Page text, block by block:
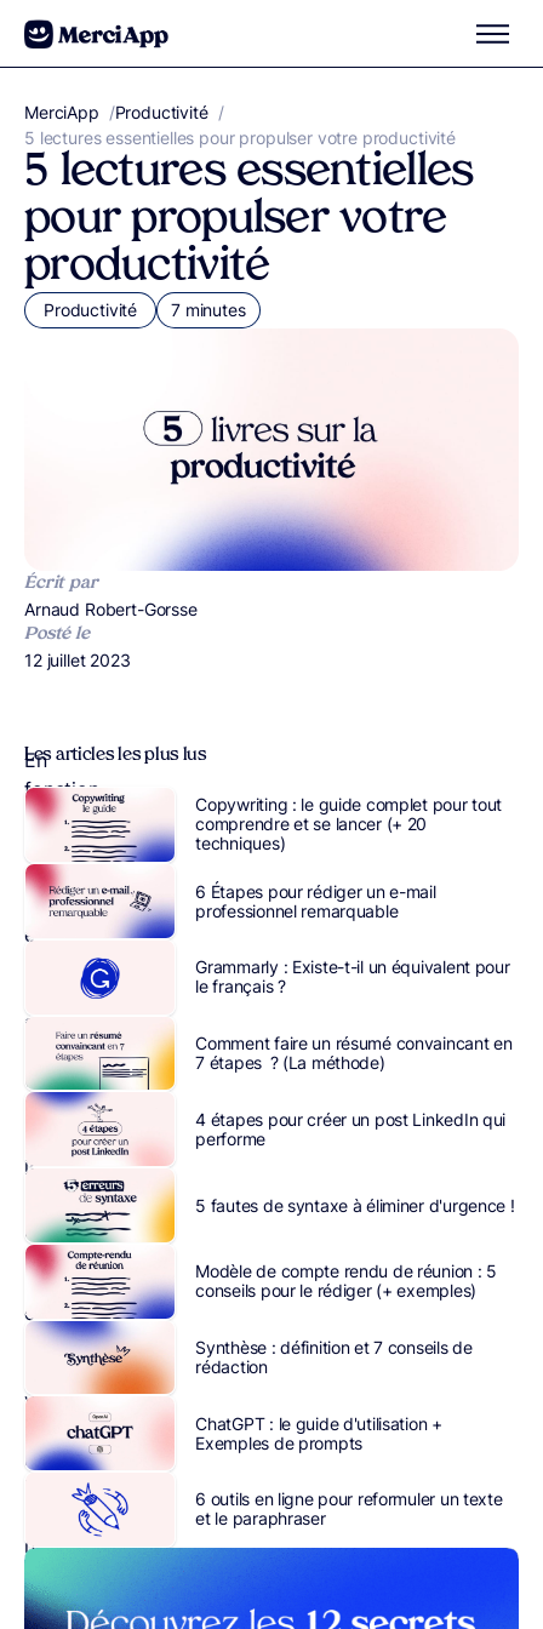
Aller au contenu
MerciApp correcteur orthographe
/Productivité /
5 lectures essentielles pour propulser votre productivité
5 lectures essentielles
pour propulser votre
productivité
Productivité 7 minutes
Écrit par
Publié par
Arnaud Robert-Gorsse
Posté le
Publié le
12 juillet 2023
En
fonction
de
votre
secteur
d’activité
et
statut
(salarié,
travailleur
indépendant,
entrepreneur…),
la
productivité
peut
être
au
cœur
de
votre
vie
professionnelle.
Dates
butoirs
respecter,
à
Les articles les plus lus
Copywriting : le guide complet pour tout
comprendre et se lancer (+ 20
techniques)
6 Étapes pour rédiger un e-mail
professionnel remarquable
Grammarly : Existe-t-il un équivalent pour
le français ?
Comment faire un résumé convaincant en
7 étapes ? (La méthode)
4 étapes pour créer un post LinkedIn qui
performe
5 fautes de syntaxe à éliminer d'urgence !
Modèle de compte rendu de réunion : 5
conseils pour le rédiger (+ exemples)
Synthèse : définition et 7 conseils de
rédaction
ChatGPT : le guide d'utilisation +
Exemples de prompts
6 outils en ligne pour reformuler un texte
et le paraphraser